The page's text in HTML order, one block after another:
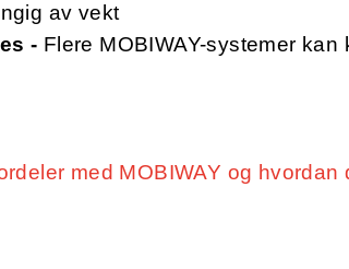
av vekt
- Flere MOBIWAY-systemer kan
med MOBIWAY og hvordan